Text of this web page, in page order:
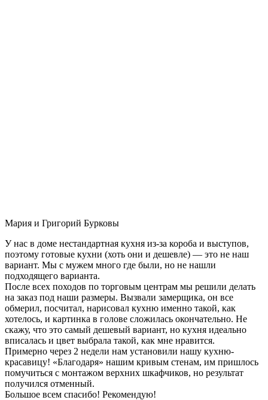
Мария и Григорий Бурковы
У нас в доме нестандартная кухня из-за короба и выступов,
поэтому готовые кухни (хоть они и дешевле) — это не наш
вариант. Мы с мужем много где были, но не нашли
подходящего варианта.
После всех походов по торговым центрам мы решили делать
на заказ под наши размеры. Вызвали замерщика, он все
обмерил, посчитал, нарисовал кухню именно такой, как
хотелось, и картинка в голове сложилась окончательно. Не
скажу, что это самый дешевый вариант, но кухня идеально
вписалась и цвет выбрала такой, как мне нравится.
Примерно через 2 недели нам установили нашу кухню-
красавицу! «Благодаря» нашим кривым стенам, им пришлось
помучиться с монтажом верхних шкафчиков, но результат
получился отменный.
Большое всем спасибо! Рекомендую!